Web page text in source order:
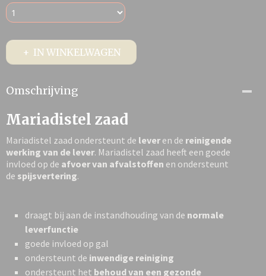
IN WINKELWAGEN
Omschrijving
Mariadistel zaad
Mariadistel zaad ondersteunt de lever en de reinigende
werking van de lever. Mariadistel zaad heeft een goede
invloed op de afvoer van afvalstoffen en ondersteunt
de spijsvertering.
draagt bij aan de instandhouding van de normale
leverfunctie
goede invloed op gal
ondersteunt de inwendige reiniging
ondersteunt het behoud van een gezonde